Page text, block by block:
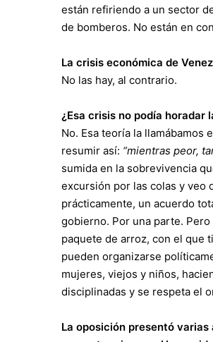
están refiriendo a un sector
de bomberos. No están en
La crisis económica de
No las hay, al contrario.
¿Esa crisis no podía horadar
No. Esa teoría la
resumir así: “mientras peor,
sumida en la sobrevivencia
excursión por las colas y veo
prácticamente, un acuerdo
gobierno. Por una parte.
paquete de arroz, con el que
pueden organizarse
mujeres, viejos y niños,
disciplinadas y se respeta el
La oposición presentó